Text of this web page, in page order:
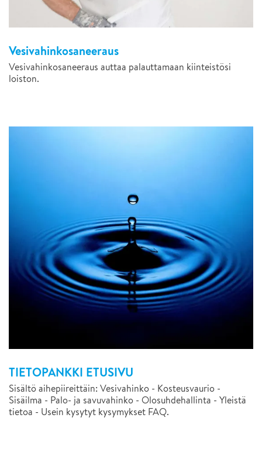
Vesivahinkosaneeraus
Vesivahinkosaneeraus auttaa palauttamaan kiinteistösi
loiston.
TIETOPANKKI ETUSIVU
Sisältö aihepiireittäin: Vesivahinko - Kosteusvaurio -
Sisäilma - Palo- ja savuvahinko - Olosuhdehallinta - Yleistä
tietoa - Usein kysytyt kysymykset FAQ.